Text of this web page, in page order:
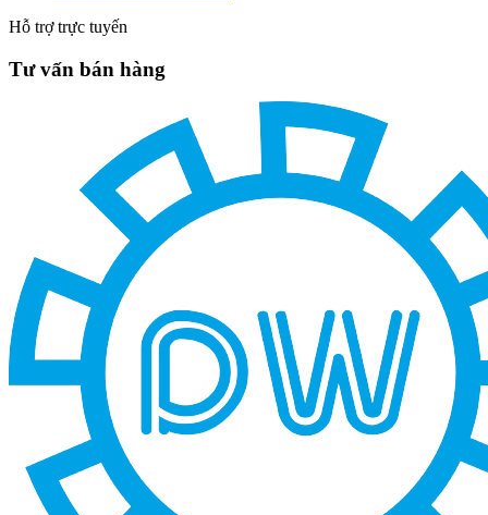
Hỗ trợ trực tuyến
Tư vấn bán hàng
Thiết kế bếp một
chiều đạt chuẩn VSATTP – Gợi ý quy trình & thiết bị từ chuyên gia
Công ty Vĩnh Hoàn tới tham quan nhà máy sản xuất máy rửa chén
công nghiệp DIWA